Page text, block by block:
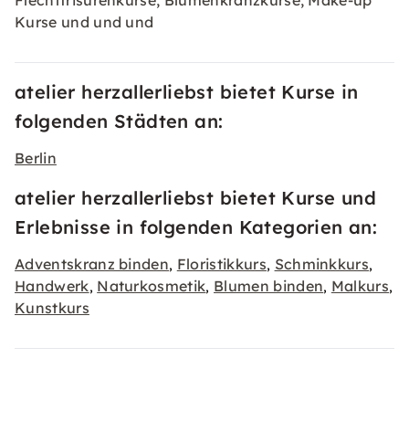
Kurse und und und
atelier herzallerliebst bietet Kurse in
folgenden Städten an:
Berlin
atelier herzallerliebst bietet Kurse und
Erlebnisse in folgenden Kategorien an:
Adventskranz binden, Floristikkurs, Schminkkurs,
Handwerk, Naturkosmetik, Blumen binden, Malkurs,
Kunstkurs